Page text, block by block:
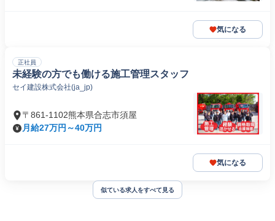
気になる
正社員
未経験の方でも働ける施工管理スタッフ
セイ建設株式会社(ja_jp)
〒861-1102熊本県合志市須屋
月給27万円～40万円
気になる
似ている求人をすべて見る